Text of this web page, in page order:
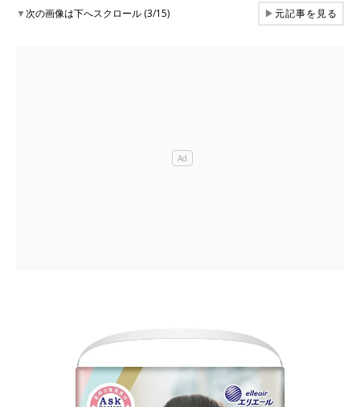
▼次の画像は下へスクロール (3/15) ▶元記事を見る